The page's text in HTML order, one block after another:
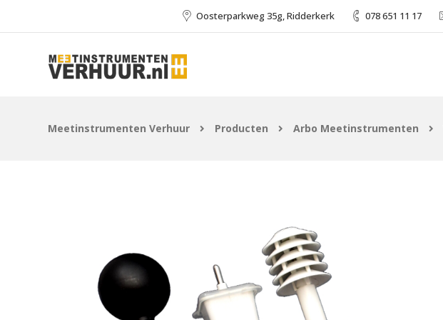
Oosterparkweg 35g, Ridderkerk 078 651 11 17
Meetinstrumenten Verhuur Producten Arbo Meetinstrumenten